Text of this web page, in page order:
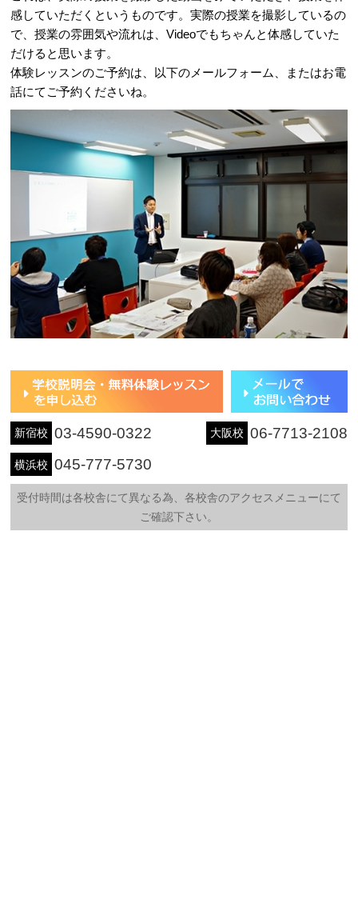
感していただくというものです。実際の授業を撮影しているの
で、授業の雰囲気や流れは、Videoでもちゃんと体感していた
だけると思います。
体験レッスンのご予約は、以下のメールフォーム、またはお電
話にてご予約くださいね。
新宿校 03-4590-0322 大阪校 06-7713-2108
横浜校 045-777-5730
受付時間は各校舎にて異なる為、各校舎のアクセスメニューにて
ご確認下さい。